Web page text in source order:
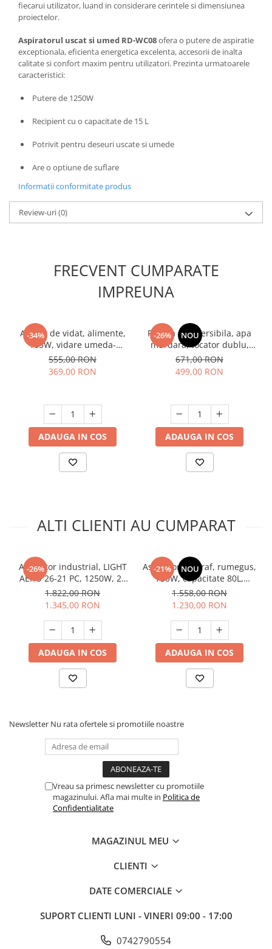
Radiatoare
Sere
Sobe pe gaz & electrice
Aspiratoare
Suflante Frunze
Aparate de aer conditionat
Ventilatoare
Zootehnie
Foarfeci tuns oi
fiecarui utilizator, luand in considerare cerintele si dimensiunea
proiectelor.
Aspiratorul uscat si umed RD-WC08ofera o putere de aspiratie
exceptionala, eficienta energetica excelenta, accesorii de inalta
calitate si confort maxim pentru utilizatori. Prezinta urmatoarele
caracteristici:
Putere de 1250W
Recipient cu o capacitate de 15 L
Potrivit pentru deseuri uscate si umede
Are o optiune de suflare
Informatii conformitate produs
Review-uri(0)
FRECVENT CUMPARATE
IMPREUNA
-34%
Aparat de vidat, alimente,
165W, vidare umeda-
uscata, dubla sigilare,
Heinner HAV-165BKSS
555,00 RON
369,00 RON
ADAUGA IN COS
-26% NOU
Pompa submersibila, apa
murdara, tocator dublu,
370W, max 8 m³/h, INOX,
DDT V370T
671,00 RON
499,00 RON
ADAUGA IN COS
ALTI CLIENTI AU CUMPARAT
-26%
Aspirator industrial, LIGHT
AERO 26-21 PC, 1250W, 25
LITRI - NILFISK-107406606
1.822,00 RON
1.345,00 RON
ADAUGA IN COS
-21% NOU
Aspirator de praf, rumegus,
750W, capacitate 80L,
Raider RD-DC01E
1.558,00 RON
1.230,00 RON
ADAUGA IN COS
Newsletter Nu rata ofertele si promotiile noastre
Vreau sa primesc newsletter cu promotiile
magazinului. Afla mai multe in Politica de
Confidentialitate
MAGAZINUL MEU
CLIENTI
DATE COMERCIALE
SUPORT CLIENTI LUNI - VINERI 09:00 - 17:00
0742790554